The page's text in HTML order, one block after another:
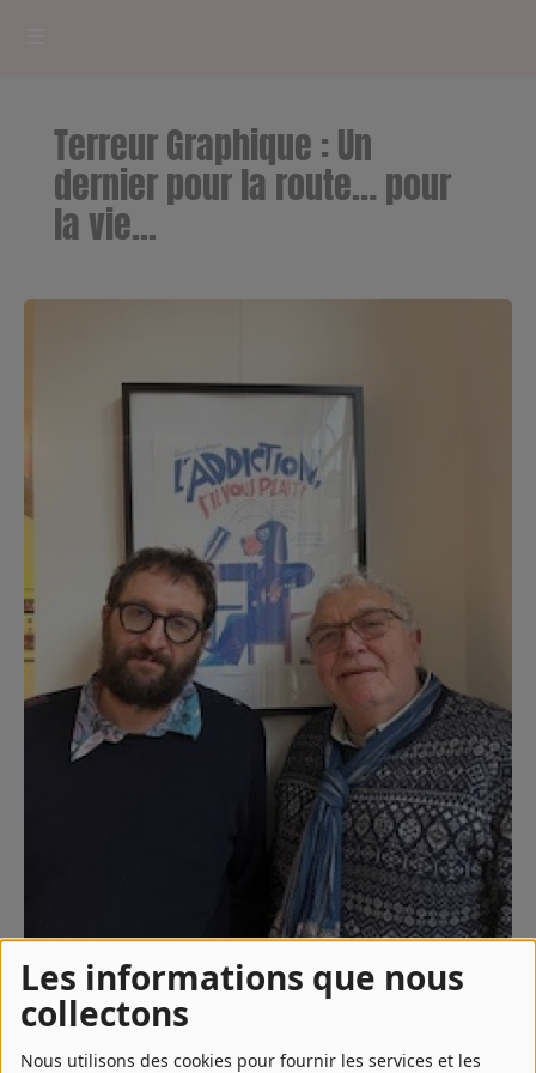
Les informations que nous
collectons
Nous utilisons des cookies pour fournir les services et les
RADIOPLAYER
CK RADIO Line-up
PODCASTS
Contact
Contact
Régie Publicitaire
Fréquences
SE CONNECTER
Terreur Graphique : Un
dernier pour la route… pour
la vie...
09 janvier 2026 - 14:13